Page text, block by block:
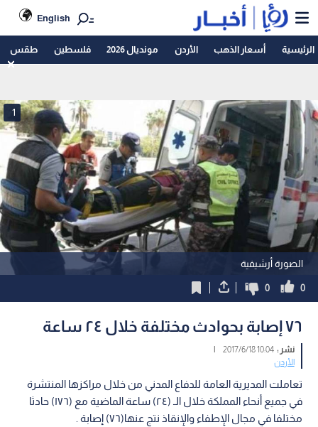
English
الرئيسية أسعار الذهب الأردن مونديال 2026 فلسطين طقس
الصورة أرشيفية
1
0
0
٧٦ إصابة بحوادث مختلفة خلال ٢٤ ساعة
نشر :10:04 2017/6/18
|
الأردن
تعاملت المديرية العامة للدفاع المدني من خلال مراكزها المنتشرة
في جميع أنحاء المملكة خلال الـ (٢٤) ساعة الماضية مع (١٧٦) حادثا
مختلفا في مجال الإطفاء والإنقاذ نتج عنها(٧٦) إصابة .